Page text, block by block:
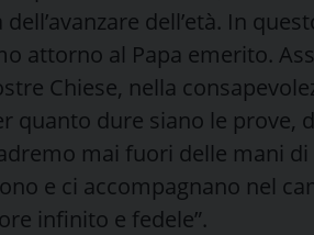
dell’avanzare dell’età. In
attorno al Papa emerito.
Chiese, nella
quanto dure siano le prove,
mai fuori delle mani
e ci accompagnano nel
infinito e fedele”.